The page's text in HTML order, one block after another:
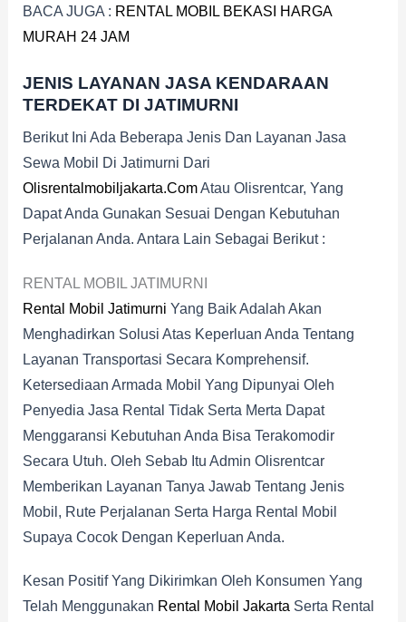
BACA JUGA : RENTAL MOBIL BEKASI HARGA
MURAH 24 JAM
JENIS LAYANAN JASA KENDARAAN
TERDEKAT DI JATIMURNI
Berikut Ini Ada Beberapa Jenis Dan Layanan Jasa
Sewa Mobil Di Jatimurni Dari
Olisrentalmobiljakarta.comAtau Olisrentcar, Yang
Dapat Anda Gunakan Sesuai Dengan Kebutuhan
Perjalanan Anda. Antara Lain Sebagai Berikut :
RENTAL MOBIL JATIMURNI
Rental Mobil Jatimurni Yang Baik Adalah Akan
Menghadirkan Solusi Atas Keperluan Anda Tentang
Layanan Transportasi Secara Komprehensif.
Ketersediaan Armada Mobil Yang Dipunyai Oleh
Penyedia Jasa Rental Tidak Serta Merta Dapat
Menggaransi Kebutuhan Anda Bisa Terakomodir
Secara Utuh. Oleh Sebab Itu Admin Olisrentcar
Memberikan Layanan Tanya Jawab Tentang Jenis
Mobil, Rute Perjalanan Serta Harga Rental Mobil
Supaya Cocok Dengan Keperluan Anda.
Kesan Positif Yang Dikirimkan Oleh Konsumen Yang
Telah Menggunakan Rental Mobil Jakarta Serta Rental